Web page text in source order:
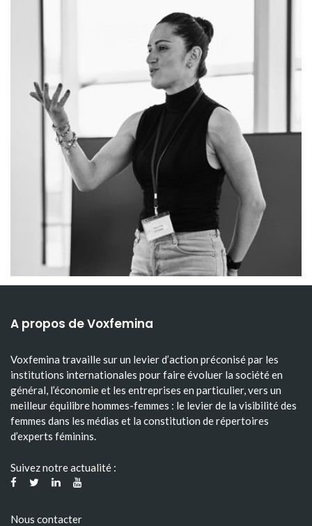
A propos de Voxfemina
Voxfemina travaille sur un levier d’action préconisé par les
institutions internationales pour faire évoluer la société en
général, l’économie et les entreprises en particulier, vers un
meilleur équilibre hommes-femmes : le levier de la visibilité des
femmes dans les médias et la constitution de répertoires
d’experts féminins.
Suivez notre actualité :
Nous contacter